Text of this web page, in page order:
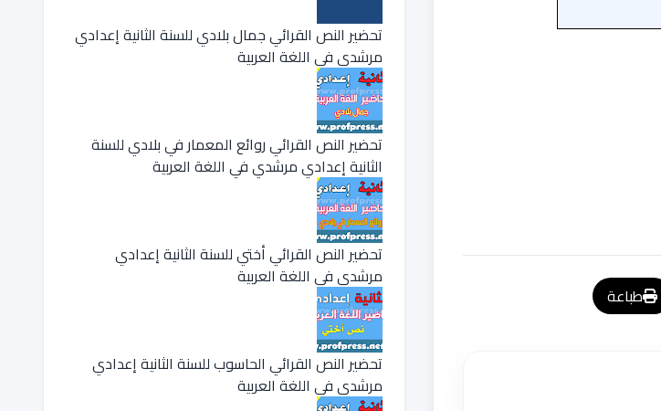
طباعة
تحضير النص القرائي جمال بلادي للسنة الثانية إعدادي
مرشدي في اللغة العربية
تحضير النص القرائي روائع المعمار في بلادي للسنة
الثانية إعدادي مرشدي في اللغة العربية
تحضير النص القرائي أختي للسنة الثانية إعدادي
مرشدي في اللغة العربية
تحضير النص القرائي الحاسوب للسنة الثانية إعدادي
مرشدي في اللغة العربية